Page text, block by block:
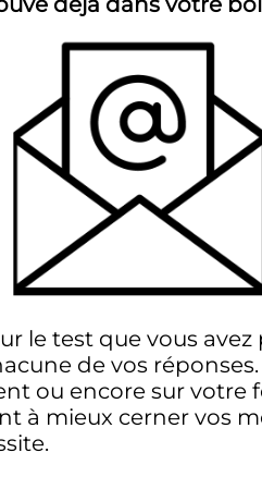
le test que vous avez
de vos
ou encore sur votre
à mieux cerner vos